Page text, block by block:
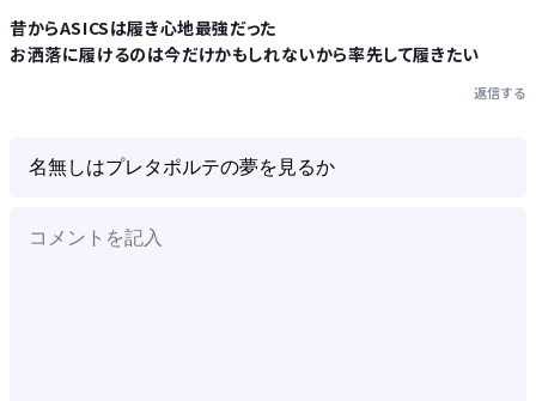
昔からASICSは履き心地最強だった
お洒落に履けるのは今だけかもしれないから率先して履きたい
返信する